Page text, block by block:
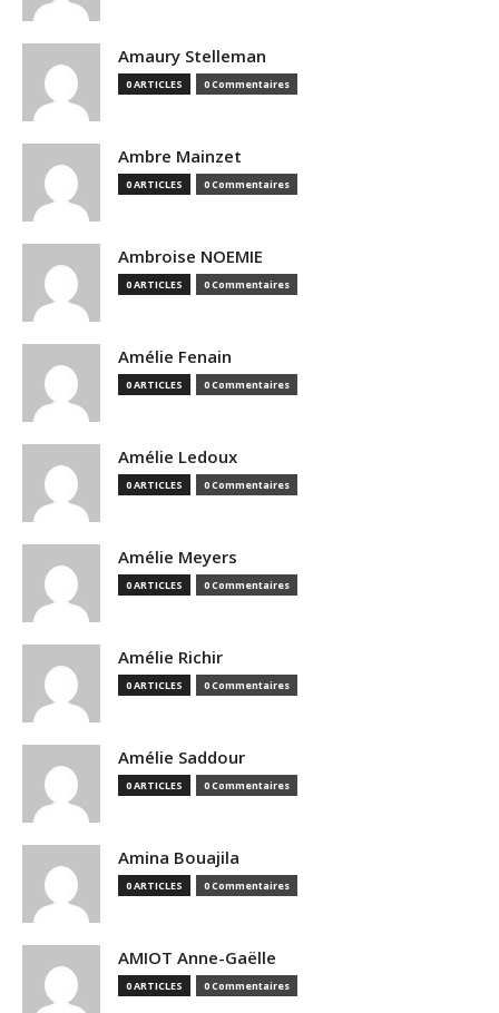
Amaury Stelleman
0 ARTICLES 0 Commentaires
Ambre Mainzet
0 ARTICLES 0 Commentaires
Ambroise NOEMIE
0 ARTICLES 0 Commentaires
Amélie Fenain
0 ARTICLES 0 Commentaires
Amélie Ledoux
0 ARTICLES 0 Commentaires
Amélie Meyers
0 ARTICLES 0 Commentaires
Amélie Richir
0 ARTICLES 0 Commentaires
Amélie Saddour
0 ARTICLES 0 Commentaires
Amina Bouajila
0 ARTICLES 0 Commentaires
AMIOT Anne-Gaëlle
0 ARTICLES 0 Commentaires